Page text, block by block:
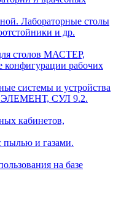
Лабораторные столы
и др.
столов МАСТЕР,
рабочих
системы и устройства
ЭЛЕМЕНТ, СУЛ 9.2.
кабинетов,
пылью и газами.
на базе